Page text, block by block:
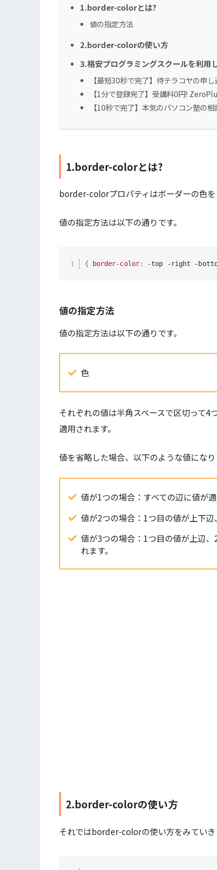
1.border-colorとは?
値の指定方法
2.border-colorの使い方
3.格安プログラミングスクールを利用
【最短30秒で完了】侍テラコヤの申
【1分で登録完了】受講料0円!
【10秒で完了】本気のパソコン塾の
1.border-colorとは?
border-colorプロパティはボーダーの色
値の指定方法は以下の通りです。
{ border-color: -top -right -
値の指定方法
値の指定方法は以下の通りです。
色
それぞれの値は半角スペースで区切って
適用されます。
値を省略した場合、以下のような値にな
値が1つの場合：すべての辺に値が
値が2つの場合：1つ目の値が上下
値が3つの場合：1つ目の値が上辺
れます。
2.border-colorの使い方
それではborder-colorの使い方をみてい